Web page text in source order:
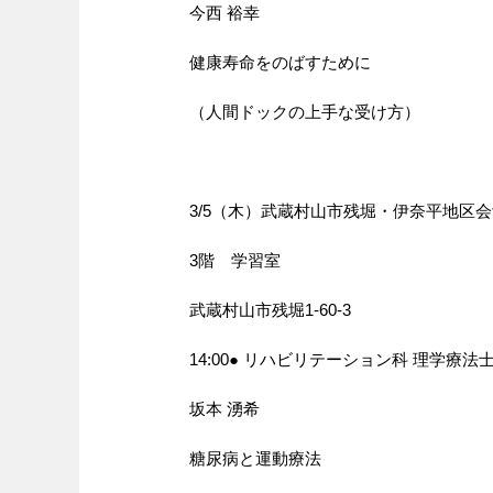
今西 裕幸
健康寿命をのばすために
（人間ドックの上手な受け方）
3/5（木）武蔵村山市残堀・伊奈平地区
3階 学習室
武蔵村山市残堀1-60-3
14:00● リハビリテーション科 理学療法
坂本 湧希
糖尿病と運動療法